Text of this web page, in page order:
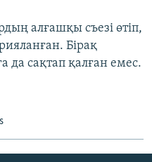
алғашқы съезі өтіп,
Бірақ
да сақтап қалған емес.